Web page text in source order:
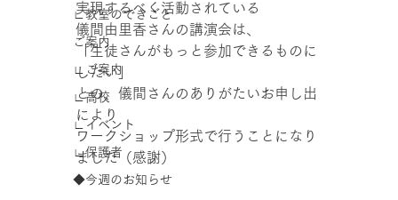
∟教室のできごと
ご案内
∟ご案内
∟高校
∟イベント
∟保護者
◆今週のお知らせ
実現するべく活動されている
儀間由里香さんの講演会は、
「生徒さんがもっと参加できるものに
したい」
との、儀間さんのありがたいお申し出
により
ワークショップ形式で行うことになり
ました（感謝）